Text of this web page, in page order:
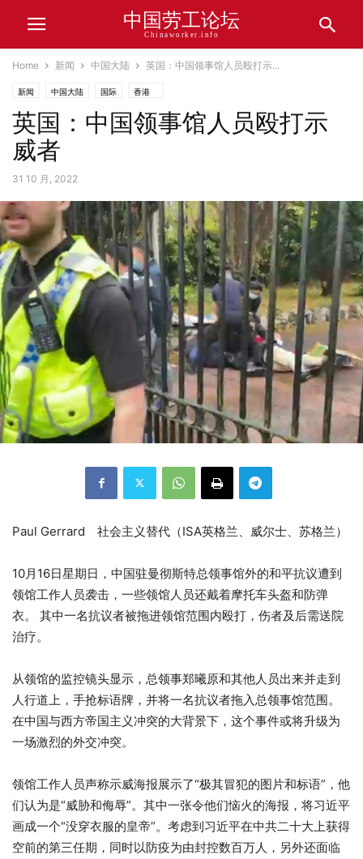
中国劳工论坛
Chinaworker.info
Home 新闻 中国大陆 英国：中国领事馆人员殴打示...
新闻 中国大陆 国际 香港
英国：中国领事馆人员殴打示
威者
31 10 月, 2022
Paul Gerrard 社会主义替代（ISA英格兰、威尔士、苏格兰）
10月16日星期日，中国驻曼彻斯特总领事馆外的和平抗议遭到
领馆工作人员袭击，一些领馆人员还戴着摩托车头盔和防弹
衣。 其中一名抗议者被拖进领馆范围内殴打，伤者及后需送院
治疗。
从领馆的监控镜头显示，总领事郑曦原和其他人员出来并走到
人行道上，手抢标语牌，并将一名抗议者拖入总领事馆范围。
在中国与西方帝国主义冲突的大背景下，这个事件或将升级为
一场激烈的外交冲突。
领馆工作人员声称示威海报展示了“极其冒犯的图片和标语”，他
们认为是“威胁和侮辱”。其中一张令他们恼火的海报，将习近平
画成一个“没穿衣服的皇帝”。考虑到习近平在中共二十大上获得
空前的第三任期，同时以防疫为由封控数百万人，另外还面临